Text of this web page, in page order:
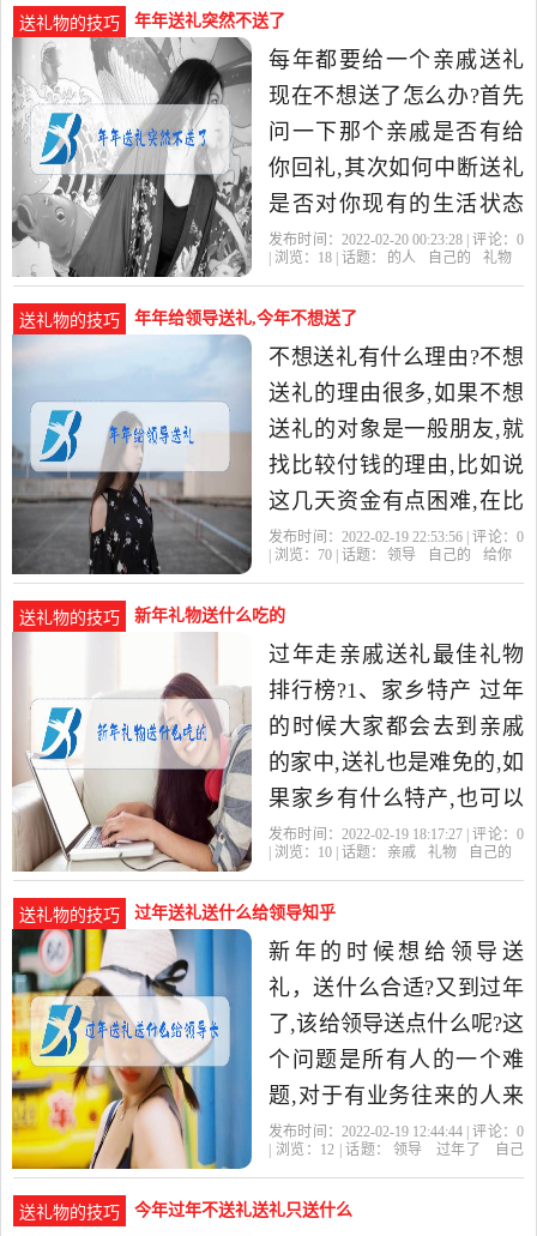
送礼物的技巧 年年送礼突然不送了
每年都要给一个亲戚送礼
现在不想送了怎么办?首先
问一下那个亲戚是否有给
你回礼,其次如何中断送礼
是否对你现有的生活状态
造成影响,例如那个亲戚对
蜚
发布时间：2022-02-20 00:23:28 | 评论： 0
| 浏览： 18 | 话题： 的人 自己的 礼物
送礼物的技巧 年年给领导送礼,今年不想送了
不想送礼有什么理由?不想
送礼的理由很多,如果不想
送礼的对象是一般朋友,就
找比较付钱的理由,比如说
这几天资金有点困难,在比
如说最近比较忙,没时间去
发布时间：2022-02-19 22:53:56 | 评论： 0
| 浏览： 70 | 话题： 领导 自己的 给你
送礼物的技巧 新年礼物送什么吃的
过年走亲戚送礼最佳礼物
排行榜?1、家乡特产 过年
的时候大家都会去到亲戚
的家中,送礼也是难免的,如
果家乡有什么特产,也可以
当做礼物送给对方,都是特
发布时间：2022-02-19 18:17:27 | 评论： 0
| 浏览： 10 | 话题： 亲戚 礼物 自己的
送礼物的技巧 过年送礼送什么给领导知乎
新年的时候想给领导送
礼，送什么合适?又到过年
了,该给领导送点什么呢?这
个问题是所有人的一个难
题,对于有业务往来的人来
说,应该不难,现在过年领导
不
发布时间：2022-02-19 12:44:44 | 评论： 0
| 浏览： 12 | 话题： 领导 过年了
自己
送礼物的技巧 今年过年不送礼送礼只送什么